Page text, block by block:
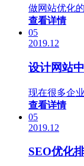
做网站优化
查看详情
05
2019.12
设计网站
现在很多企
查看详情
05
2019.12
SEO优化